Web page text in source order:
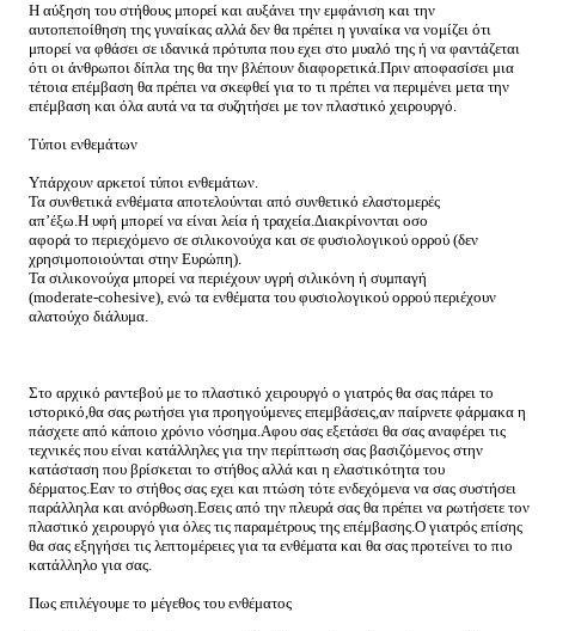
Η αύξηση του στήθους μπορεί και αυξάνει την εμφάνιση και την
αυτοπεποίθηση της γυναίκας αλλά δεν θα πρέπει η γυναίκα να νομίζει ότι
μπορεί να φθάσει σε ιδανικά πρότυπα που εχει στο μυαλό της ή να φαντάζεται
ότι οι άνθρωποι δίπλα της θα την βλέπουν διαφορετικά.Πριν αποφασίσει μια
τέτοια επέμβαση θα πρέπει να σκεφθεί για το τι πρέπει να περιμένει μετα την
επέμβαση και όλα αυτά να τα συζητήσει με τον πλαστικό χειρουργό.
Τύποι ενθεμάτων
Υπάρχουν αρκετοί τύποι ενθεμάτων.
Τα συνθετικά ενθέματα αποτελούνται από συνθετικό ελαστομερές
απ’έξω.Η υφή μπορεί να είναι λεία ή τραχεία.Διακρίνονται οσο
αφορά το περιεχόμενο σε σιλικονούχα και σε φυσιολογικού ορρού (δεν
χρησιμοποιούνται στην Ευρώπη).
Τα σιλικονούχα μπορεί να περιέχουν υγρή σιλικόνη ή συμπαγή
(moderate-cohesive), ενώ τα ενθέματα του φυσιολογικού ορρού περιέχουν
αλατούχο διάλυμα.
Στο αρχικό ραντεβού με το πλαστικό χειρουργό ο γιατρός θα σας πάρει το
ιστορικό,θα σας ρωτήσει για προηγούμενες επεμβάσεις,αν παίρνετε φάρμακα η
πάσχετε από κάποιο χρόνιο νόσημα.Αφου σας εξετάσει θα σας αναφέρει τις
τεχνικές που είναι κατάλληλες για την περίπτωση σας βασιζόμενος στην
κατάσταση που βρίσκεται το στήθος αλλά και η ελαστικότητα του
δέρματος.Εαν το στήθος σας εχει και πτώση τότε ενδεχόμενα να σας συστήσει
παράλληλα και ανόρθωση.Εσεις από την πλευρά σας θα πρέπει να ρωτήσετε τον
πλαστικό χειρουργό για όλες τις παραμέτρους της επέμβασης.Ο γιατρός επίσης
θα σας εξηγήσει τις λεπτομέρειες για τα ενθέματα και θα σας προτείνει το πιο
κατάλληλο για σας.
Πως επιλέγουμε το μέγεθος του ενθέματος